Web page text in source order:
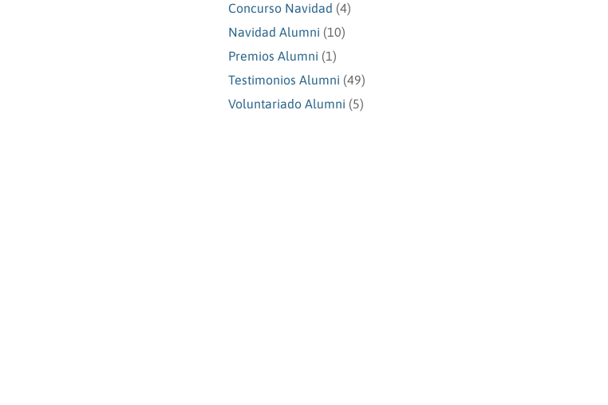
Concurso Navidad (4)
Navidad Alumni (10)
Premios Alumni (1)
Testimonios Alumni (49)
Voluntariado Alumni (5)